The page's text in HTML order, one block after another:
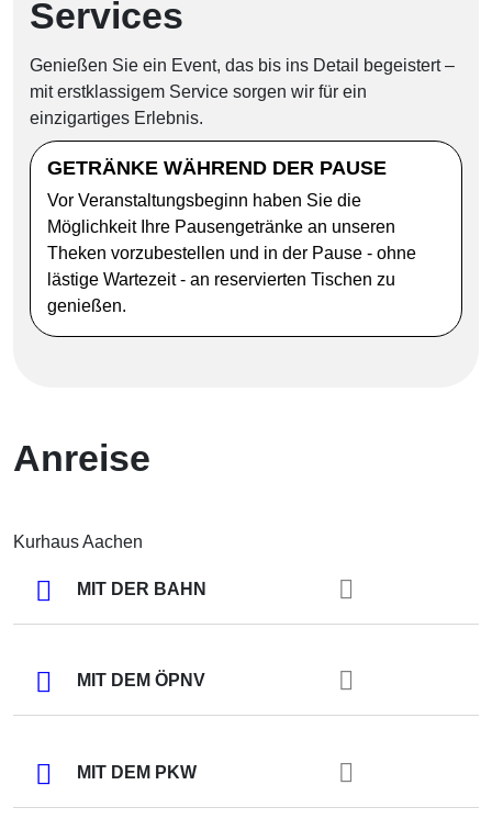
Services
Genießen Sie ein Event, das bis ins Detail begeistert –
mit erstklassigem Service sorgen wir für ein
einzigartiges Erlebnis.
GETRÄNKE WÄHREND DER PAUSE
Vor Veranstaltungsbeginn haben Sie die
Möglichkeit Ihre Pausengetränke an unseren
Theken vorzubestellen und in der Pause - ohne
lästige Wartezeit - an reservierten Tischen zu
genießen.
Anreise
Kurhaus Aachen
MIT DER BAHN
MIT DEM ÖPNV
MIT DEM PKW